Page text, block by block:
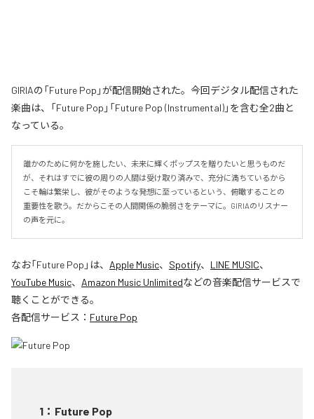
GIRIAの「Future Pop」が配信開始された。今回デジタル配信された
楽曲は、「Future Pop」「Future Pop (Instrumental)」を含む全2曲と
なっている。
誰かのために何かを施したい、未来に輝くポップスを贈りたいと思うものだ
が、それはすでに彼の周りの人間は受け取り済みで、充分に満ちているから
こそ輪は繁栄し、彼がそのような発想に至っているという、俯瞰することの
重要性を歌う。だからこその人間関係の脆弱さをテーマに。GIRIAのリスナー
の声を元に。
なお「Future Pop 」は、 Apple Music、 Spotify、 LINE MUSIC、
YouTube Music、 Amazon Music Unlimitedなどの音楽配信サービスで
聴くことができる。
各配信サービス： Future Pop
1 ： Future Pop